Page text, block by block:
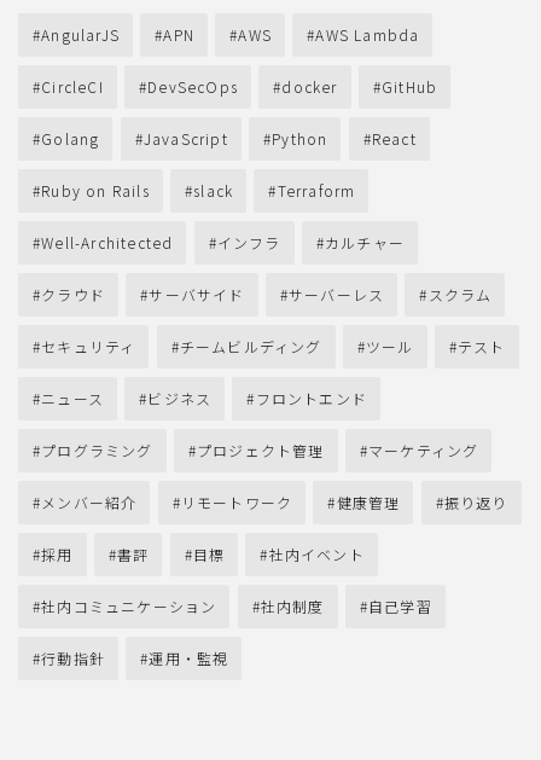
AngularJS APN AWS AWS Lambda
CircleCI DevSecOps docker GitHub
Golang JavaScript Python React
Ruby on Rails slack Terraform
Well-Architected インフラ カルチャー
クラウド サーバサイド サーバーレス スクラム
セキュリティ チームビルディング ツール テスト
ニュース ビジネス フロントエンド
プログラミング プロジェクト管理 マーケティング
メンバー紹介 リモートワーク 健康管理 振り返り
採用 書評 目標 社内イベント
社内コミュニケーション 社内制度 自己学習
行動指針 運用・監視